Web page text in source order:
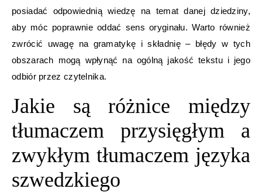
posiadać odpowiednią wiedzę na temat danej dziedziny,
aby móc poprawnie oddać sens oryginału. Warto również
zwrócić uwagę na gramatykę i składnię – błędy w tych
obszarach mogą wpłynąć na ogólną jakość tekstu i jego
odbiór przez czytelnika.
Jakie są różnice między
tłumaczem przysięgłym a
zwykłym tłumaczem języka
szwedzkiego